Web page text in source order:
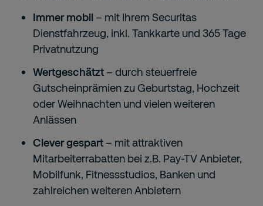
Immer mobil – mit Ihrem Securitas
Dienstfahrzeug, inkl. Tankkarte und 365 Tage
Privatnutzung
Wertgeschätzt – durch steuerfreie
Gutscheinprämien zu Geburtstag, Hochzeit
oder Weihnachten und vielen weiteren
Anlässen
Clever gespart – mit attraktiven
Mitarbeiterrabatten bei z.B. Pay-TV Anbieter,
Mobilfunk, Fitnessstudios, Banken und
zahlreichen weiteren Anbietern